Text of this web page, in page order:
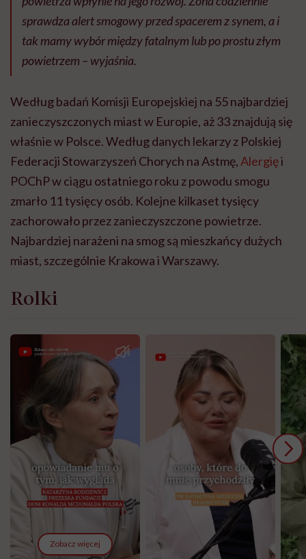
sprawdza alert smogowy przed spacerem z synem, a i
tak mamy wybór między fatalnym lub po prostu złym
powietrzem – wyjaśnia.
Według badań Komisji Europejskiej na 55 najbardziej
zanieczyszczonych miast w Europie, aż 33 znajdują się
właśnie w Polsce. Według danych lekarzy z Polskiej
Federacji Stowarzyszeń Chorych na Astmę,Alergięi
POChP w ciągu ostatniego roku z powodu smogu
zmarło 11 tysięcy osób. Kolejne kilkaset tysięcy
zachorowało przez zanieczyszczone powietrze.
Najbardziej narażeni na smog są mieszkańcy dużych
miast, szczególnie Krakowa i Warszawy.
Rolki
Zobacz więcej